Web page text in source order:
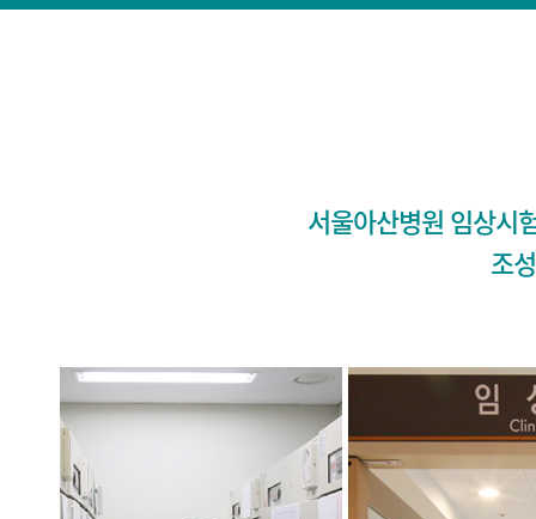
연구교육부
임상연구평가위원회
임상연구자료 및
안전모니터링위원회
(DSMC)
의학통계부
서울아산병원 임상시
조